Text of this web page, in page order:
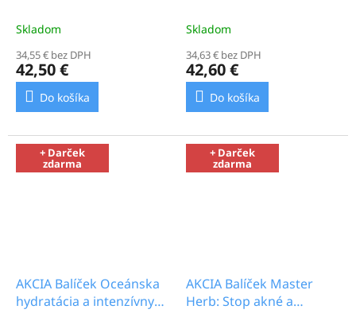
pleť_30.8b
Skladom
34,55 € bez DPH
42,50 €
Do košíka
Skladom
34,63 € bez DPH
42,60 €
Do košíka
+ Darček
zdarma
AKCIA Balíček Oceánska
hydratácia a intenzívny
+ Darček
zdarma
AKCIA Balíček Master
Herb: Stop akné a